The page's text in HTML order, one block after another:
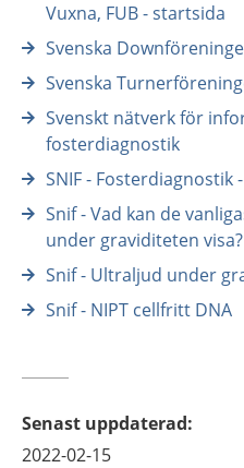
Vuxna, FUB - startsida
Svenska
Svenska
Svenskt nätverk för
fosterdiagnostik
SNIF -
Snif - Vad kan de
under graviditeten visa?
Snif - Ultraljud under
Snif - NIPT cellfritt DNA
Senast uppdaterad:
2022-02-15